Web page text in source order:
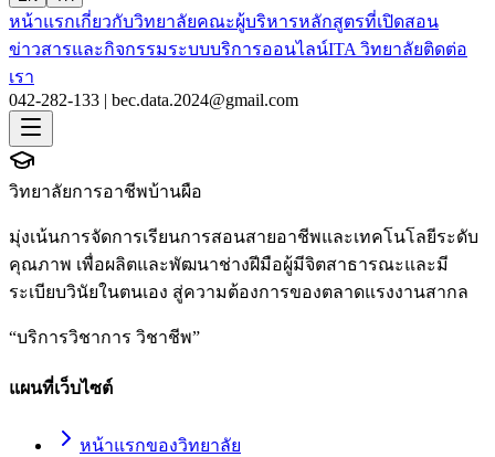
หน้าแรกเกี่ยวกับวิทยาลัยคณะผู้บริหารหลักสูตรที่เปิดสอน
ข่าวสารและกิจกรรมระบบบริการออนไลน์ITA วิทยาลัยติดต่อ
เรา
042-282-133 | bec.data.2024@gmail.com
วิทยาลัยการอาชีพบ้านผือ
มุ่งเน้นการจัดการเรียนการสอนสายอาชีพและเทคโนโลยีระดับ
คุณภาพ เพื่อผลิตและพัฒนาช่างฝีมือผู้มีจิตสาธารณะและมี
ระเบียบวินัยในตนเอง สู่ความต้องการของตลาดแรงงานสากล
“บริการวิชาการ วิชาชีพ”
แผนที่เว็บไซต์
หน้าแรกของวิทยาลัย